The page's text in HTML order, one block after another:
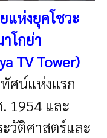
แห่งยุคโชวะ
โกย่า
TV Tower)
ศน์แห่งแรก
1954 และ
วัติศาสตร์และ